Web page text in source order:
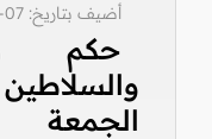
أضيف بتاريخ: 07-06-2011
حكم
الجمعة